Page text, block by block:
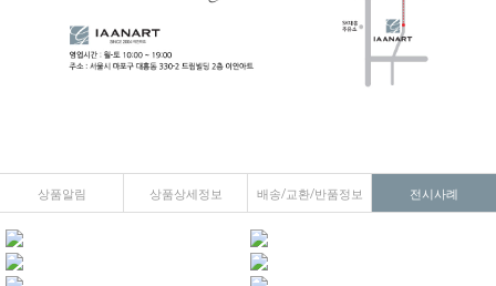
상품알림 상품상세정보 배송/교환/반품정보 전시사례